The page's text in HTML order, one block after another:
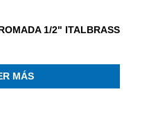
1/2" ITALBRASS
MÁS